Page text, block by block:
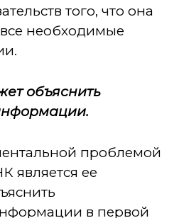
того, что она
необходимые
объяснить
проблемой
является ее
в первой